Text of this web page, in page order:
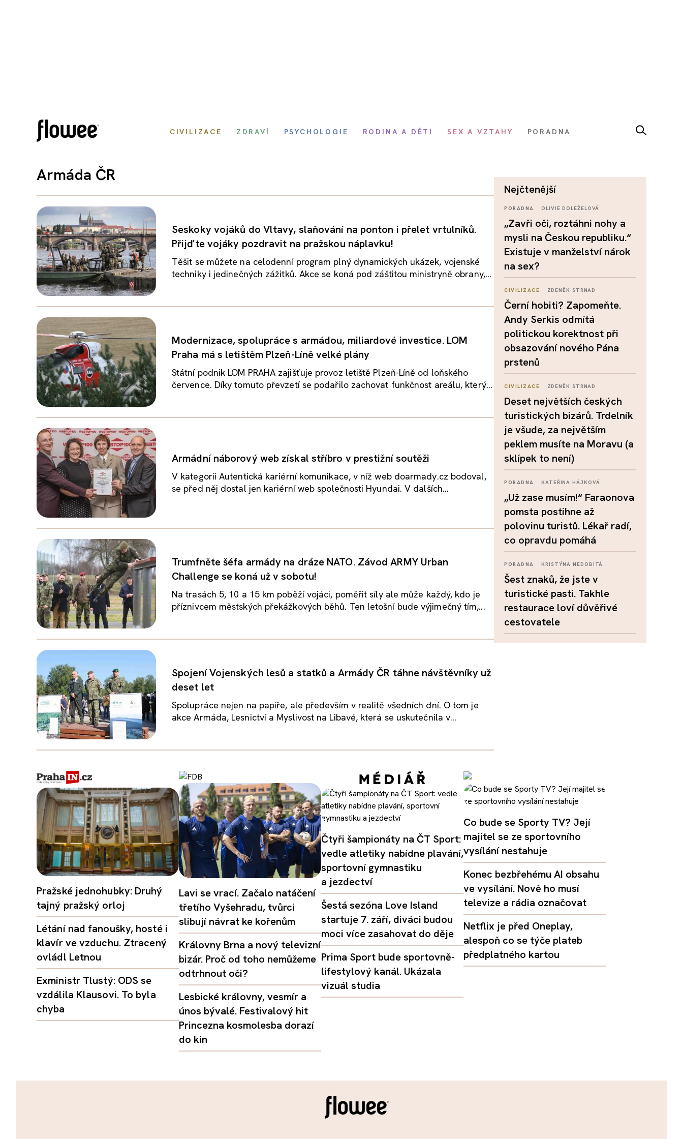
CIVILIZACE ZDRAVÍ PSYCHOLOGIE RODINA A DĚTI SEX A VZTAHY PORADNA
Armáda ČR
Seskoky vojáků do Vltavy, slaňování na ponton i přelet vrtulníků.
Přijďte vojáky pozdravit na pražskou náplavku!
Těšit se můžete na celodenní program plný dynamických ukázek, vojenské
techniky i jedinečných zážitků. Akce se koná pod záštitou ministryně obrany,...
Modernizace, spolupráce s armádou, miliardové investice. LOM
Praha má s letištěm Plzeň-Líně velké plány
Státní podnik LOM PRAHA zajišťuje provoz letiště Plzeň-Líně od loňského
července. Díky tomuto převzetí se podařilo zachovat funkčnost areálu, který...
Armádní náborový web získal stříbro v prestižní soutěži
V kategorii Autentická kariérní komunikace, v níž web doarmady.cz bodoval,
se před něj dostal jen kariérní web společnosti Hyundai. V dalších...
Trumfněte šéfa armády na dráze NATO. Závod ARMY Urban
Challenge se koná už v sobotu!
Na trasách 5, 10 a 15 km poběží vojáci, poměřit síly ale může každý, kdo je
příznivcem městských překážkových běhů. Ten letošní bude výjimečný tím,...
Spojení Vojenských lesů a statků a Armády ČR táhne návštěvníky už
deset let
Spolupráce nejen na papíře, ale především v realitě všedních dní. O tom je
akce Armáda, Lesnictví a Myslivost na Libavé, která se uskutečnila v...
nejčtenější
PORADNA OLIVIE DOLEŽELOVÁ
„Zavři oči, roztáhni nohy a
mysli na Českou republiku.“
Existuje v manželství nárok
na sex?
CIVILIZACE ZDENĚK STRNAD
Černí hobiti? Zapomeňte.
Andy Serkis odmítá
politickou korektnost při
obsazování nového Pána
prstenů
CIVILIZACE ZDENĚK STRNAD
Deset největších českých
turistických bizárů. Trdelník
je všude, za největším
peklem musíte na Moravu (a
sklípek to není)
PORADNA KATEŘINA HÁJKOVÁ
„Už zase musím!“ Faraonova
pomsta postihne až
polovinu turistů. Lékař radí,
co opravdu pomáhá
PORADNA KRISTÝNA NEDOBITÁ
Šest znaků, že jste v
turistické pasti. Takhle
restaurace loví důvěřivé
cestovatele
Pražské jednohubky: Druhý
tajný pražský orloj
Létání nad fanoušky, hosté i
klavír ve vzduchu. Ztracený
ovládl Letnou
Exministr Tlustý: ODS se
vzdálila Klausovi. To byla
chyba
Lavi se vrací. Začalo natáčení
třetího Vyšehradu, tvůrci
slibují návrat ke kořenům
Královny Brna a nový televizní
bizár. Proč od toho nemůžeme
odtrhnout oči?
Lesbické královny, vesmír a
únos bývalé. Festivalový hit
Princezna kosmolesba dorazí
do kin
Čtyři šampionáty na ČT Sport:
vedle atletiky nabídne plavání,
sportovní gymnastiku
a jezdectví
Šestá sezóna Love Island
startuje 7. září, diváci budou
moci více zasahovat do děje
Prima Sport bude sportovně-
lifestylový kanál. Ukázala
vizuál studia
Co bude se Sporty TV? Její
majitel se ze sportovního
vysílání nestahuje
Konec bezbřehému AI obsahu
ve vysílání. Nově ho musí
televize a rádia označovat
Netflix je před Oneplay,
alespoň co se týče plateb
předplatného kartou